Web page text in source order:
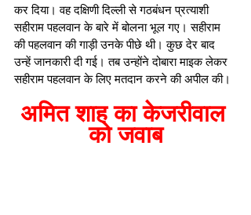
कर दिया। वह दक्षिणी दिल्ली से गठबंधन प्रत्याशी
सहीराम पहलवान के बारे में बोलना भूल गए। सहीराम
की पहलवान की गाड़ी उनके पीछे थी। कुछ देर बाद
उन्हें जानकारी दी गई। तब उन्होंने दोबारा माइक लेकर
सहीराम पहलवान के लिए मतदान करने की अपील की।
अमित शाह का केजरीवाल
को जवाब